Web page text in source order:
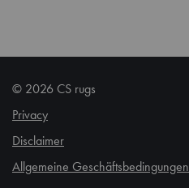
© 2026 CS rugs
Privacy
Disclaimer
Allgemeine Geschäftsbedingungen